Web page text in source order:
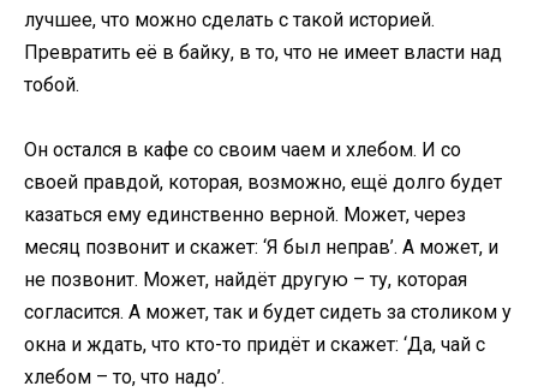
лучшее, что можно сделать с такой историей.
Превратить её в байку, в то, что не имеет власти над
тобой.
Он остался в кафе со своим чаем и хлебом. И со
своей правдой, которая, возможно, ещё долго будет
казаться ему единственно верной. Может, через
месяц позвонит и скажет: ‘Я был неправ’. А может, и
не позвонит. Может, найдёт другую – ту, которая
согласится. А может, так и будет сидеть за столиком у
окна и ждать, что кто-то придёт и скажет: ‘Да, чай с
хлебом – то, что надо’.